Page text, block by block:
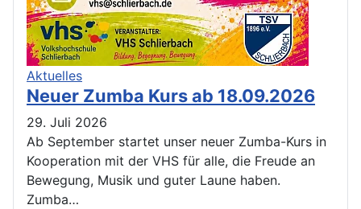
Aktuelles
Neuer Zumba Kurs ab 18.09.2026
29. Juli 2026
Ab September startet unser neuer Zumba-Kurs in
Kooperation mit der VHS für alle, die Freude an
Bewegung, Musik und guter Laune haben.
Zumba…